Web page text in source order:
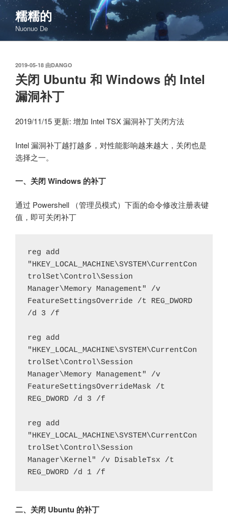
跳
至
容
糯糯的
Nuonuo De
发
布
于
2019-05-18 由DANGO
关闭 Ubuntu 和 Windows 的 Intel
漏洞补丁
2019/11/15 更新: 增加 Intel TSX 漏洞补丁关闭方法
Intel 漏洞补丁越打越多，对性能影响越来越大，关闭也是
选择之一。
一、关闭 Windows 的补丁
通过 Powershell （管理员模式）下面的命令修改注册表键
值，即可关闭补丁
reg add
"HKEY_LOCAL_MACHINE\SYSTEM\CurrentCon
trolSet\Control\Session
Manager\Memory Management" /v
FeatureSettingsOverride /t REG_DWORD
/d 3 /f
reg add
"HKEY_LOCAL_MACHINE\SYSTEM\CurrentCon
trolSet\Control\Session
Manager\Memory Management" /v
FeatureSettingsOverrideMask /t
REG_DWORD /d 3 /f
reg add
"HKEY_LOCAL_MACHINE\SYSTEM\CurrentCon
trolSet\Control\Session
Manager\Kernel" /v DisableTsx /t
REG_DWORD /d 1 /f
二、关闭 Ubuntu 的补丁